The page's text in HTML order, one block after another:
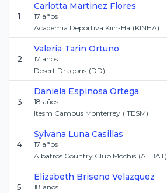
1
Carlotta Martinez Flores
17 años
Academia Deportiva Kiin-Ha (KINHA)
2
Valeria Tarin Ortuno
17 años
Desert Dragons (DD)
3
Daniela Espinosa Ortega
18 años
Itesm Campus Monterrey (ITESM)
4
Sylvana Luna Casillas
17 años
Albatros Country Club Mochis (ALBAT)
5
Elizabeth Briseno Velazquez
18 años